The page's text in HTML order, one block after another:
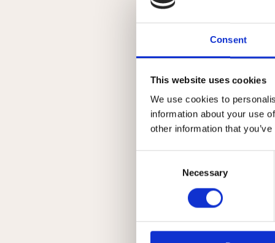
Consent
This website uses cookies
We use cookies to
information about your use
other information that
Necessary
Salsa